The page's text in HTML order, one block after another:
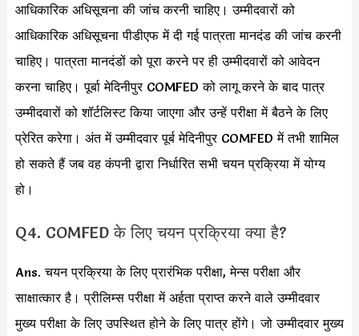
आधिकारिक अधिसूचना की जांच करनी चाहिए। उम्मीदवारों को
आधिकारिक अधिसूचना पीडीएफ में दी गई पात्रता मानदंड की जांच करनी
चाहिए। पात्रता मानदंडों को पूरा करने पर ही उम्मीदवारों को आवेदन
करना चाहिए। पूर्बा मेदिनीपुर COMFED को लागू करने के बाद पात्र
उम्मीदवारों को शॉर्टलिस्ट किया जाएगा और उन्हें परीक्षा में बैठने के लिए
प्रेरित करेगा। अंत में उम्मीदवार पूर्ब मेदिनीपुर COMFED में तभी शामिल
हो सकते हैं जब वह कंपनी द्वारा निर्धारित सभी चयन प्रक्रिया में योग्य
हो।
Q4. COMFED के लिए चयन प्रक्रिया क्या है?
Ans. चयन प्रक्रिया के लिए प्रारंभिक परीक्षा, मेन्स परीक्षा और
साक्षात्कार है। प्रीलिम्स परीक्षा में अर्हता प्राप्त करने वाले उम्मीदवार
मुख्य परीक्षा के लिए उपस्थित होने के लिए पात्र होंगे। जो उम्मीदवार मुख्य